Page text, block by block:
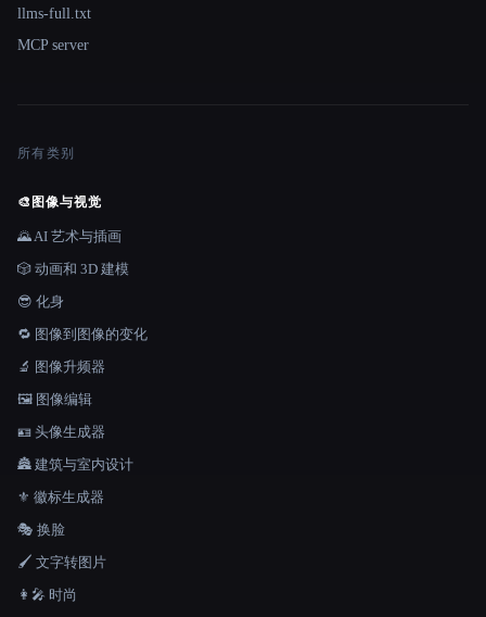
llms-full.txt
MCP server
所有类别
🎨 图像与视觉
🌄 AI 艺术与插画
🎲 动画和 3D 建模
😎 化身
🔁 图像到图像的变化
🔬 图像升频器
🖼️ 图像编辑
🪪 头像生成器
🏯 建筑与室内设计
⚜️ 徽标生成器
🎭 换脸
🖌️ 文字转图片
👩‍🎤 时尚